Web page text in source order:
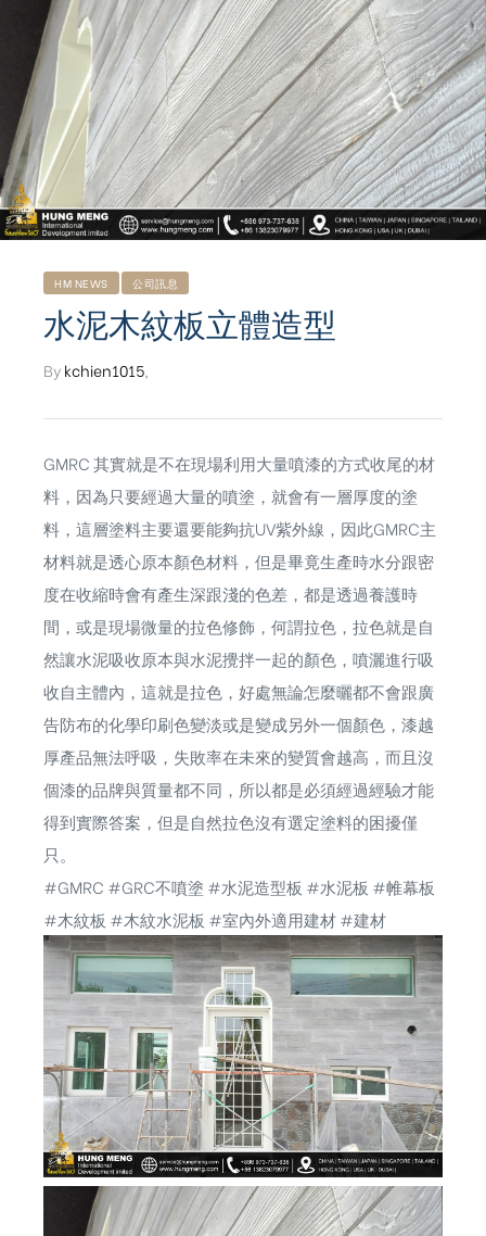
HM NEWS 公司訊息
水泥木紋板立體造型
Bykchien1015
GMRC 其實就是不在現場利用大量噴漆的方式收尾的材
料，因為只要經過大量的噴塗，就會有一層厚度的塗
料，這層塗料主要還要能夠抗UV紫外線，因此GMRC主
材料就是透心原本顏色材料，但是畢竟生產時水分跟密
度在收縮時會有產生深跟淺的色差，都是透過養護時
間，或是現場微量的拉色修飾，何謂拉色，拉色就是自
然讓水泥吸收原本與水泥攪拌一起的顏色，噴灑進行吸
收自主體內，這就是拉色，好處無論怎麼曬都不會跟廣
告防布的化學印刷色變淡或是變成另外一個顏色，漆越
厚產品無法呼吸，失敗率在未來的變質會越高，而且沒
個漆的品牌與質量都不同，所以都是必須經過經驗才能
得到實際答案，但是自然拉色沒有選定塗料的困擾僅
只。
#GMRC #GRC不噴塗 #水泥造型板 #水泥板 #帷幕板
#木紋板 #木紋水泥板 #室內外適用建材 #建材